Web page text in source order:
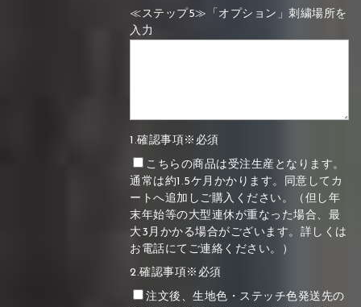
≪ステップ5≫「オプション」刺繍場所を
入力
1.確認事項※必須
こちらの商品は受注生産となります。
通常は約1.5ケ月かかります。同意してカ
ートへ追加しご購入ください。（但し年
末年始等の大型連休が重なった場合、最
大3月かかる場合がございます。詳しくは
お電話にてご連絡ください。）
2.確認事項※必須
注文後、生地色・ステッチ色発送先の